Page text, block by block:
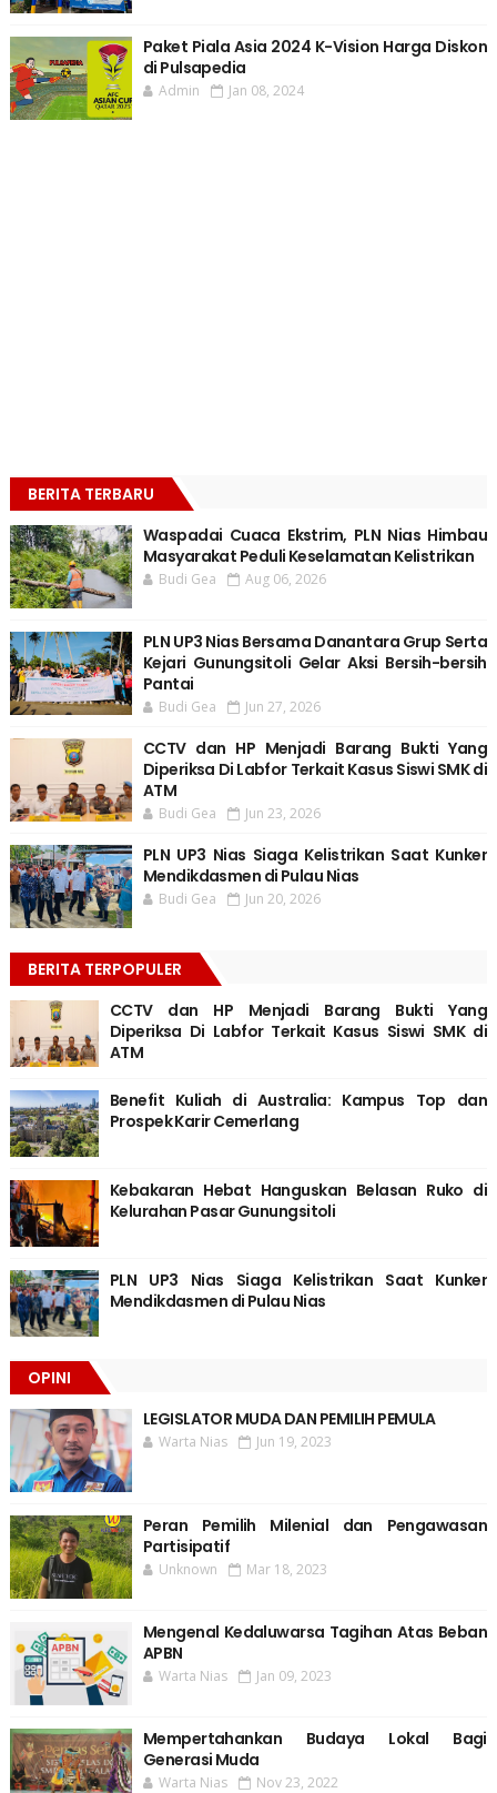
Paket Piala Asia 2024 K-Vision Harga Diskon
di Pulsapedia
Admin Jan 08, 2024
BERITA TERBARU
Waspadai Cuaca Ekstrim, PLN Nias Himbau
Masyarakat Peduli Keselamatan Kelistrikan
Budi Gea Aug 06, 2026
PLN UP3 Nias Bersama Danantara Grup Serta
Kejari Gunungsitoli Gelar Aksi Bersih-bersih
Pantai
Budi Gea Jun 27, 2026
CCTV dan HP Menjadi Barang Bukti Yang
Diperiksa Di Labfor Terkait Kasus Siswi SMK di
ATM
Budi Gea Jun 23, 2026
PLN UP3 Nias Siaga Kelistrikan Saat Kunker
Mendikdasmen di Pulau Nias
Budi Gea Jun 20, 2026
BERITA TERPOPULER
CCTV dan HP Menjadi Barang Bukti Yang
Diperiksa Di Labfor Terkait Kasus Siswi SMK di
ATM
Benefit Kuliah di Australia: Kampus Top dan
Prospek Karir Cemerlang
Kebakaran Hebat Hanguskan Belasan Ruko di
Kelurahan Pasar Gunungsitoli
PLN UP3 Nias Siaga Kelistrikan Saat Kunker
Mendikdasmen di Pulau Nias
OPINI
LEGISLATOR MUDA DAN PEMILIH PEMULA
Warta Nias Jun 19, 2023
Peran Pemilih Milenial dan Pengawasan
Partisipatif
Unknown Mar 18, 2023
Mengenal Kedaluwarsa Tagihan Atas Beban
APBN
Warta Nias Jan 09, 2023
Mempertahankan Budaya Lokal Bagi
Generasi Muda
Warta Nias Nov 23, 2022